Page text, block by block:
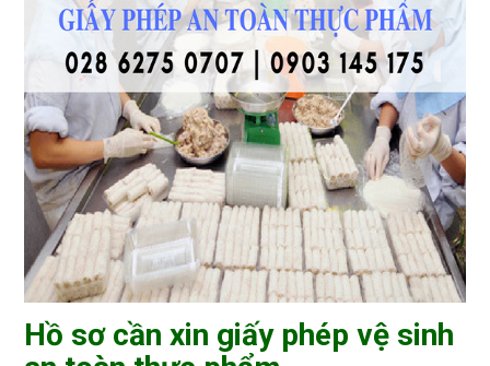
Hồ sơ cần xin giấy phép vệ sinh